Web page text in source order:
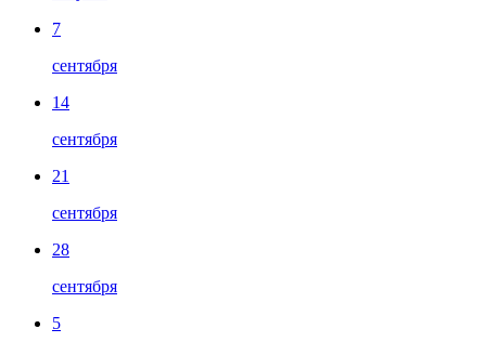
7
сентября
14
сентября
21
сентября
28
сентября
5